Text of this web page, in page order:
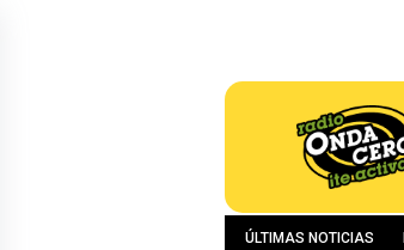
ÚLTIMAS NOTICIAS